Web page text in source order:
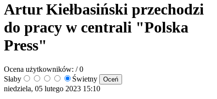
Artur Kiełbasiński przechodzi
do pracy w centrali "Polska
Press"
Ocena użytkowników: / 0
Słaby
Świetny
niedziela, 05 lutego 2023 15:10